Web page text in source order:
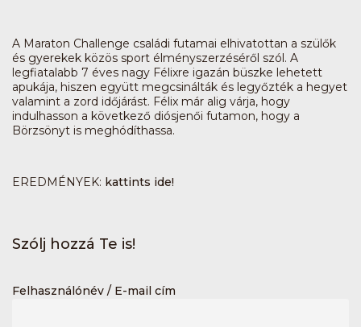
A Maraton Challenge családi futamai elhivatottan a szülők
és gyerekek közös sport élményszerzéséről szól. A
legfiatalabb 7 éves nagy Félixre igazán büszke lehetett
apukája, hiszen együtt megcsinálták és legyőzték a hegyet
valamint a zord időjárást. Félix már alig várja, hogy
indulhasson a következő diósjenői futamon, hogy a
Börzsönyt is meghódíthassa.
EREDMÉNYEK: kattints ide!
Szólj hozzá Te is!
Felhasználónév / E-mail cím